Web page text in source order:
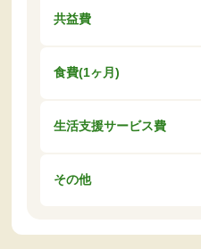
共益費
食費(1ヶ月)
生活支援サービス費
その他